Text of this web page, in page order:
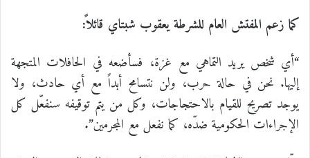
كما زعم المفتش العام للشرطة يعقوب شبتاي قائلاً:
“أي شخص يريد التماهي مع غزة، فسأضعه في الحافلات المتجهة
إليها. نحن في حالة حرب، ولن نتسامح أبداً مع أي حادث، ولا
يوجد تصريح للقيام بالاحتجاجات، وكل من يتم توقيفه سنفعّل كل
الإجراءات الحكومية ضدّه، كما نفعل مع المجرمين”.